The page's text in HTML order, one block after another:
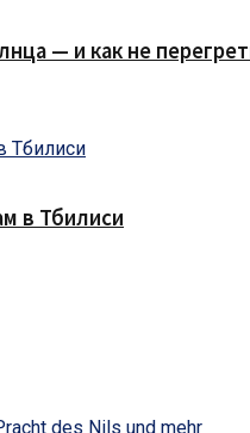
— и как не
в Тбилиси